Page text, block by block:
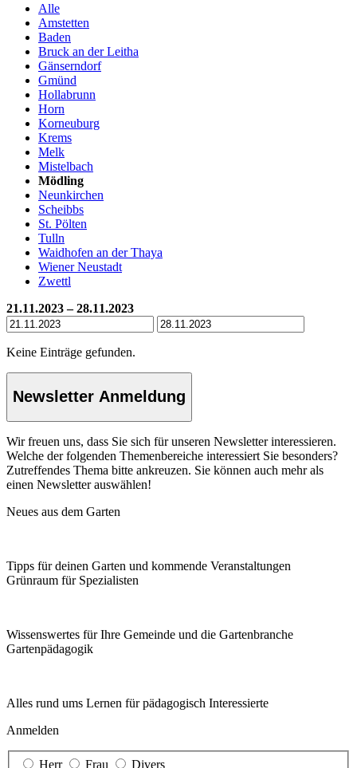
Alle
Amstetten
Baden
Bruck an der Leitha
Gänserndorf
Gmünd
Hollabrunn
Horn
Korneuburg
Krems
Melk
Mistelbach
Mödling
Neunkirchen
Scheibbs
St. Pölten
Tulln
Waidhofen an der Thaya
Wiener Neustadt
Zwettl
21.11.2023 – 28.11.2023
Keine Einträge gefunden.
Newsletter Anmeldung
Wir freuen uns, dass Sie sich für unseren Newsletter interessieren.
Welche der folgenden Themenbereiche interessiert Sie besonders?
Zutreffendes Thema bitte ankreuzen. Sie können auch mehr als
einen Newsletter auswählen!
Neues aus dem Garten
Tipps für deinen Garten und kommende Veranstaltungen
Grünraum für Spezialisten
Wissenswertes für Ihre Gemeinde und die Gartenbranche
Garten­pädagogik
Alles rund ums Lernen für pädagogisch Interessierte
Anmelden
Herr Frau Divers